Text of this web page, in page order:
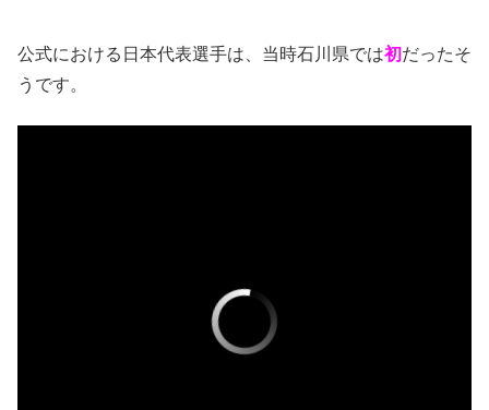
公式における日本代表選手は、当時石川県では初だったそ
うです。